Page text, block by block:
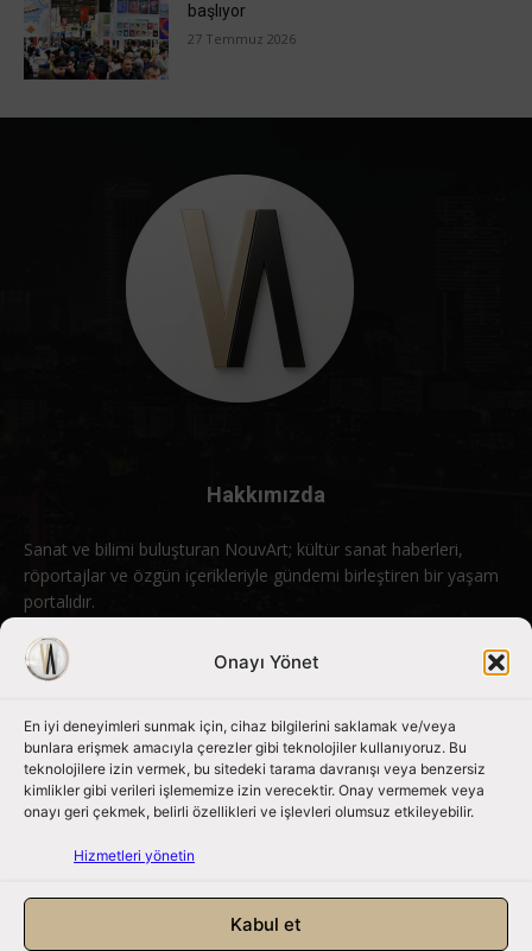
Onayı Yönet
En iyi deneyimleri sunmak için, cihaz bilgilerini saklamak ve/veya
bunlara erişmek amacıyla çerezler gibi teknolojiler kullanıyoruz. Bu
teknolojilere izin vermek, bu sitedeki tarama davranışı veya benzersiz
kimlikler gibi verileri işlememize izin verecektir. Onay vermemek veya
onayı geri çekmek, belirli özellikleri ve işlevleri olumsuz etkileyebilir.
Hizmetleri yönetin
Kabul et
başlıyor
27 Temmuz 2026
Hakkımızda
Sanat ve bilimi buluşturan NouvArt; kültür sanat haberleri,
röportajlar ve özgün içerikleriyle gündemi birleştiren bir yaşam
portalıdır.
Bizimle iletişime geçin: info@nouvart.net
Bizi Takip Edin